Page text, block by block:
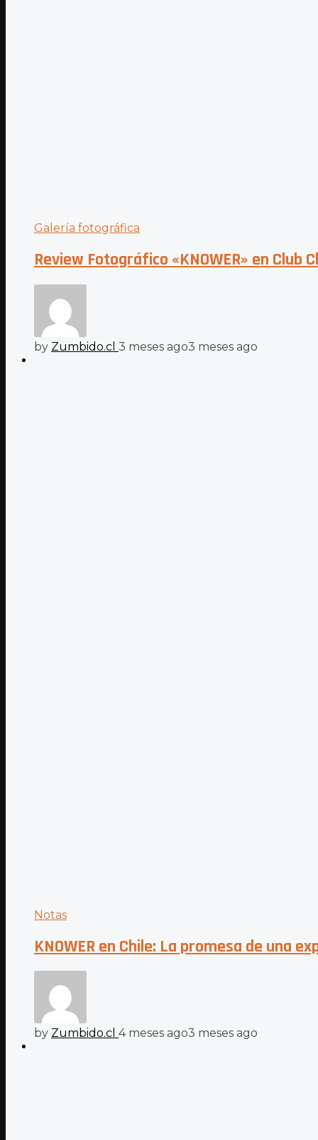
Galería fotográfica
Review Fotográfico «KNOWER» en Club
by Zumbido.cl 3 meses ago3 meses ago
Notas
KNOWER en Chile: La promesa de una
by Zumbido.cl 4 meses ago3 meses ago